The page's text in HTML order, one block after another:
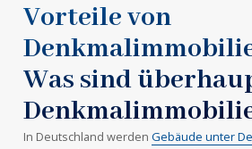
Vorteile von
Was sind
In Deutschland werden Gebäude unter